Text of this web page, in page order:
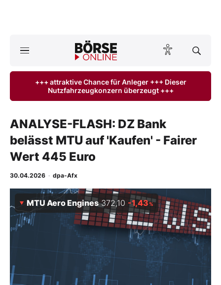
ktuelle Ausgabe BÖRSE ONLINE lesen
Finanz-Check
BO-Musterdepots
Experten
Mein Konto
+++ attraktive Chance für Anleger +++ Dieser
Nutzfahrzeugkonzern überzeugt +++
ANALYSE-FLASH: DZ Bank
belässt MTU auf 'Kaufen' - Fairer
Wert 445 Euro
30.04.2026 · dpa-Afx
MTU Aero Engines 372,10 -1,43%